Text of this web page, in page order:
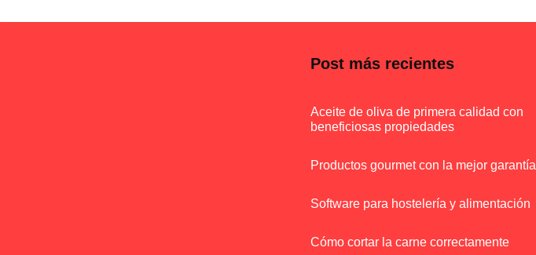
Post más recientes
Aceite de oliva de primera calidad con
beneficiosas propiedades
Productos gourmet con la mejor garantía
Software para hostelería y alimentación
Cómo cortar la carne correctamente